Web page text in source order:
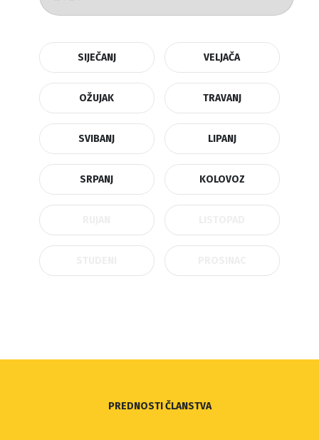
SIJEČANJ VELJAČA
OŽUJAK TRAVANJ
SVIBANJ LIPANJ
SRPANJ KOLOVOZ
PREDNOSTI ČLANSTVA